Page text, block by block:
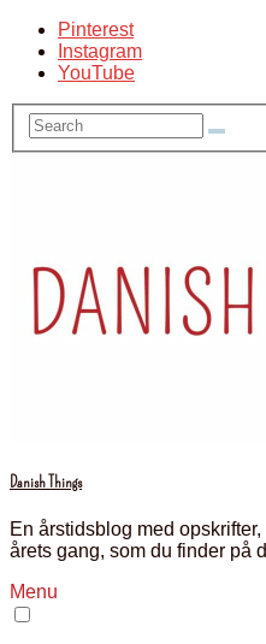
Pinterest
Instagram
YouTube
Danish Things
En årstidsblog med
årets gang, som du finder på
Menu